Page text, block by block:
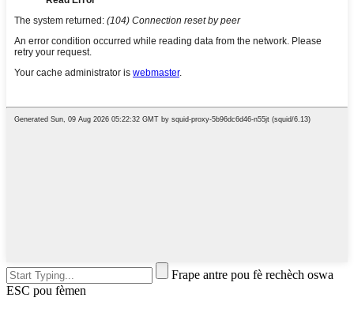
Frape antre pou fè rechèch oswa
ESC pou fèmen